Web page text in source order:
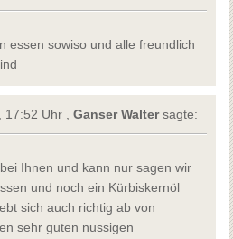
essen sowiso und alle freundlich
17:52 Uhr ,Ganser Waltersagte:
Ihnen und kann nur sagen wir
und noch ein Kürbiskernöl
sich auch richtig ab von
sehr guten nussigen